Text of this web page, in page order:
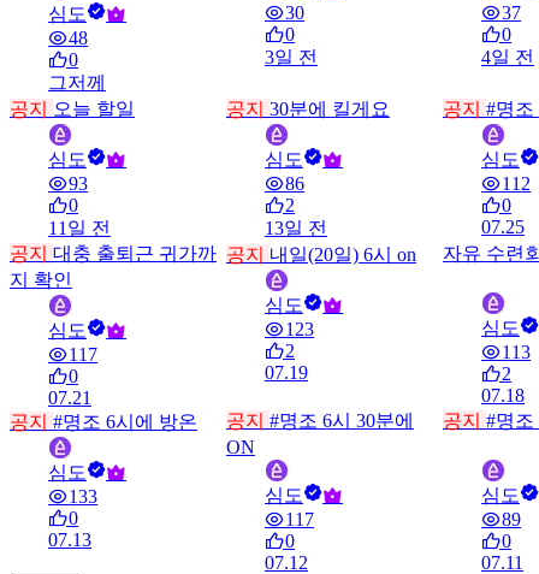
심도
48
0
그저께
30
0
3일 전
37
0
4일 전
공지 오늘 할일
심도
93
0
11일 전
공지 30분에 킬게요
심도
86
2
13일 전
공지 #명조
심도
112
0
07.25
공지 대충 출퇴근 귀가까
지 확인
심도
117
0
07.21
공지 내일(20일) 6시 on
심도
123
2
07.19
자유 수련
심도
113
2
07.18
공지 #명조 6시에 방온
심도
133
0
07.13
공지 #명조 6시 30분에
ON
심도
117
0
07.12
공지 #명조
심도
89
0
07.11